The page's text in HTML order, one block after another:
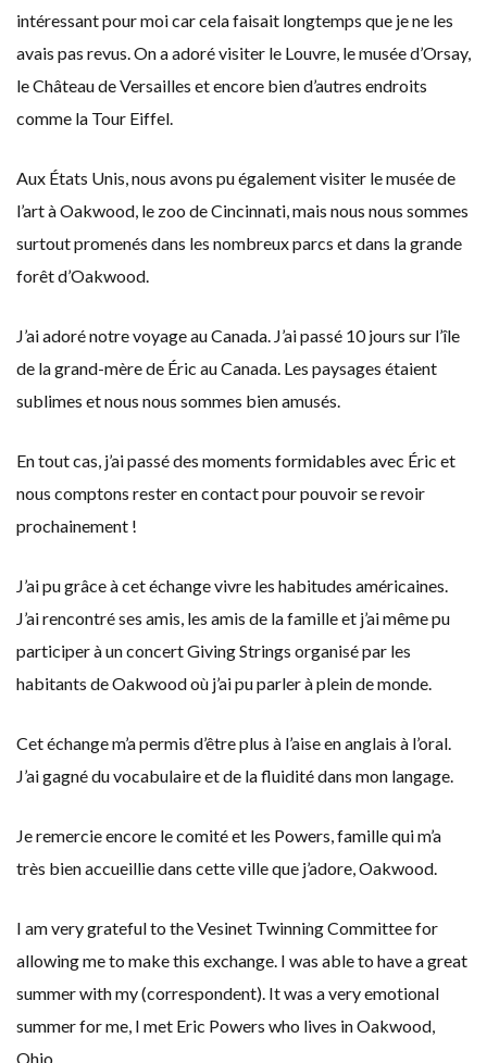
intéressant pour moi car cela faisait longtemps que je ne les
avais pas revus. On a adoré visiter le Louvre, le musée d’Orsay,
le Château de Versailles et encore bien d’autres endroits
comme la Tour Eiffel.
Aux États Unis, nous avons pu également visiter le musée de
l’art à Oakwood, le zoo de Cincinnati, mais nous nous sommes
surtout promenés dans les nombreux parcs et dans la grande
forêt d’Oakwood.
J’ai adoré notre voyage au Canada. J’ai passé 10 jours sur l’île
de la grand-mère de Éric au Canada. Les paysages étaient
sublimes et nous nous sommes bien amusés.
En tout cas, j’ai passé des moments formidables avec Éric et
nous comptons rester en contact pour pouvoir se revoir
prochainement !
J’ai pu grâce à cet échange vivre les habitudes américaines.
J’ai rencontré ses amis, les amis de la famille et j’ai même pu
participer à un concert Giving Strings organisé par les
habitants de Oakwood où j’ai pu parler à plein de monde.
Cet échange m’a permis d’être plus à l’aise en anglais à l’oral.
J’ai gagné du vocabulaire et de la fluidité dans mon langage.
Je remercie encore le comité et les Powers, famille qui m’a
très bien accueillie dans cette ville que j’adore, Oakwood.
I am very grateful to the Vesinet Twinning Committee for
allowing me to make this exchange. I was able to have a great
summer with my (correspondent). It was a very emotional
summer for me, I met Eric Powers who lives in Oakwood,
Ohio.